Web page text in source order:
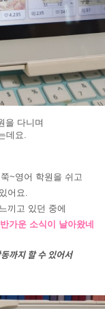
을 다니며
데요.
~영어 학원을 쉬고
어요.
끼고 있던 중에
가운 소식이 날아왔네
까지 할 수 있어서